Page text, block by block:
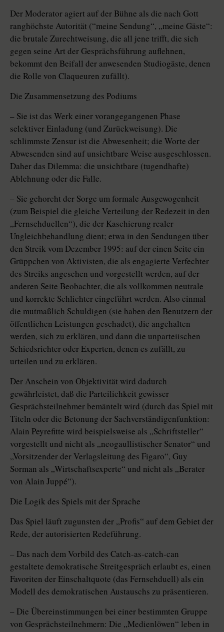
Der Moderator agiert auf der Bühne als die nach Gott
ranghöchste Autorität (“meine Sendung“, „meine Gäste“:
die brutale Zurechtweisung, die all jene trifft, die sich
gegen seine Art der Gesprächsführung auflehnen,
bekommt den Beifall der anwesenden Studiogäste, denen
die Rolle von Claqueuren zufällt).
Die Zusammensetzung des Podiums
– Sie ist das Werk einer vorangegangenen Phase
selektiver Einladung (und Zurückweisung). Die
schlimmste Zensur ist die Abwesenheit; die Worte der
Abwesenden sind auf unsichtbare Weise ausgeschlossen.
Daher das Dilemma: die unsichtbare (tugendhafte)
Ablehnung oder die Falle.
– Sie gehorcht der Sorge um formale Ausgewogenheit
(zum Beispiel die gleiche Verteilung der Redezeit in den
„Fernsehduellen“), die der Kaschierung realer
Ungleichbehandlung dient; etwa in den Sendungen über
den Streik vom Dezember 1995: auf der einen Seite ein
Grüppchen von Aktivisten, die als engagierte Verfechter
des Streiks angesehen und vorgestellt werden, auf der
anderen Seite Beobachter, die als vollkommen neutrale
und korrekte Schlichter eingeführt werden. Also einmal
die mutmaßlich Schuldigen (sie haben den Benutzern der
öffentlichen Leistungen geschadet), die angehalten
werden, sich zu erklären, und dann die unparteiischen
Schiedsrichter oder Experten, denen es zufällt, zu
urteilen und zu erklären.
Der Anschein von Objektivität wird dadurch
gewährleistet, daß die Parteilichkeit gewisser
Gesprächsteilnehmer bemäntelt wird (durch das Spiel mit
Titeln oder die Betonung der Sachverständigenfunktion:
Alain Peyrefitte wird beispielsweise als „Schriftsteller“
vorgestellt und nicht als „neogaullistischer Senator“ und
„Vorsitzender der Verlagsleitung des Figaro“, Guy
Sorman als „Wirtschaftsexperte“ und nicht als „Berater
von Alain Juppé“).
Die Logik des Spiels mit der Sprache
Das Spiel läuft zugunsten der „Profis“ auf dem Gebiet der
Rede, der autorisierten Redeführung.
– Das nach dem Vorbild des Catch-as-catch-can
gestaltete demokratische Streitgespräch erlaubt es, einen
Favoriten der Einschaltquote (das Fernsehduell) als ein
Modell des demokratischen Austauschs zu präsentieren.
– Die Übereinstimmungen bei einer bestimmten Gruppe
von Gesprächsteilnehmern: Die „Medienlöwen“ leben in